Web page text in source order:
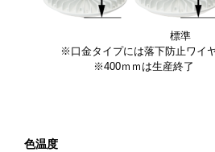
標準
※口金タイプには落下防止ワイ
※400ｍｍは生産終了
色温度